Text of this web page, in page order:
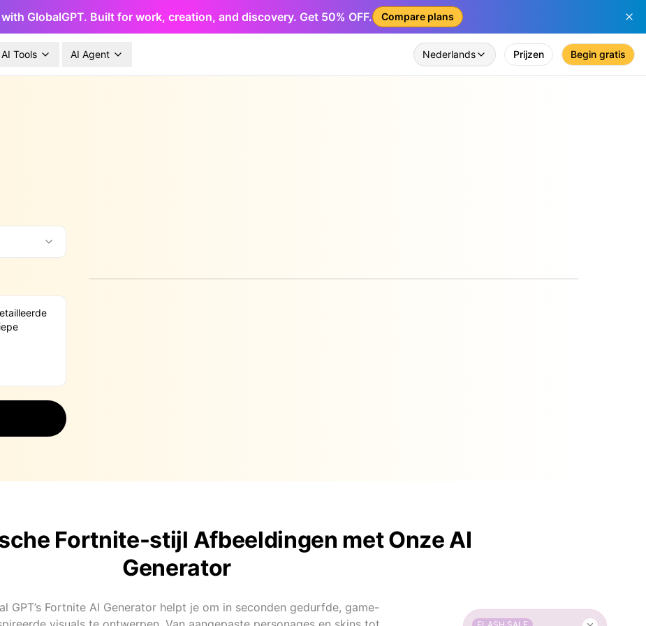
with GlobalGPT. Built for work, creation, and discovery. Get 50% OFF. Compare plans
AI Tools AI Agent Nederlands Prijzen Begin gratis
Fortnite-stijl Afbeeldingen met Onze AI
Generator
GPT’s Fortnite AI Generator helpt je om in seconden gedurfde, game-